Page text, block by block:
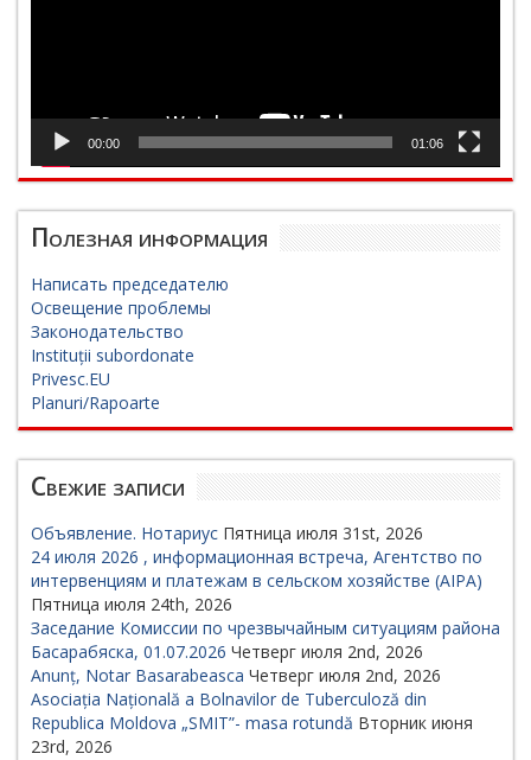
00:00 01:06
Полезная информация
Написать председателю
Освещение проблемы
Законодательство
Instituții subordonate
Privesc.EU
Planuri/Rapoarte
Свежие записи
Объявление. Нотариус Пятница июля 31st, 2026
24 июля 2026 , информационная встреча, Агентство по
интервенциям и платежам в сельском хозяйстве (AIPA)
Пятница июля 24th, 2026
Заседание Комиссии по чрезвычайным ситуациям района
Басарабяска, 01.07.2026 Четверг июля 2nd, 2026
Anunț, Notar Basarabeasca Четверг июля 2nd, 2026
Asociația Națională a Bolnavilor de Tuberculoză din
Republica Moldova „SMIT”- masa rotundă Вторник июня
23rd, 2026